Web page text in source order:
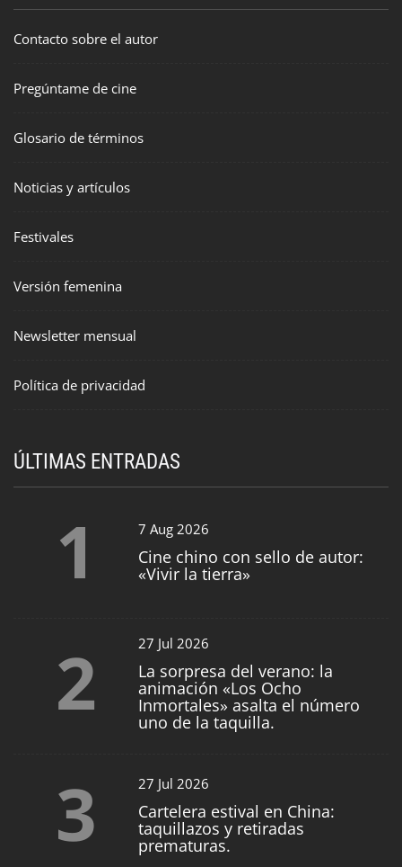
Contacto sobre el autor
Pregúntame de cine
Glosario de términos
Noticias y artículos
Festivales
Versión femenina
Newsletter mensual
Política de privacidad
ÚLTIMAS ENTRADAS
1 7 Aug 2026
Cine chino con sello de autor:
«Vivir la tierra»
2 27 Jul 2026
La sorpresa del verano: la
animación «Los Ocho
Inmortales» asalta el número
uno de la taquilla.
3 27 Jul 2026
Cartelera estival en China:
taquillazos y retiradas
prematuras.